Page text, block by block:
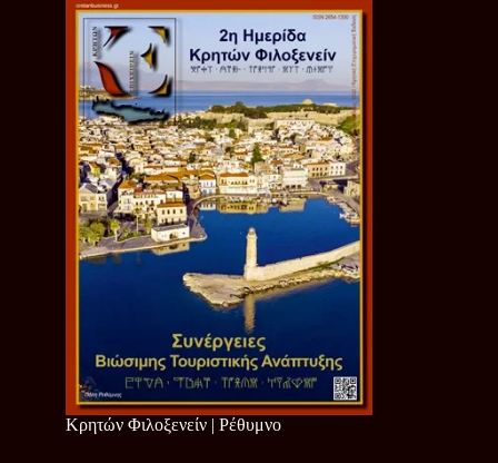
Κρητών Φιλοξενείν | Ρέθυμνο